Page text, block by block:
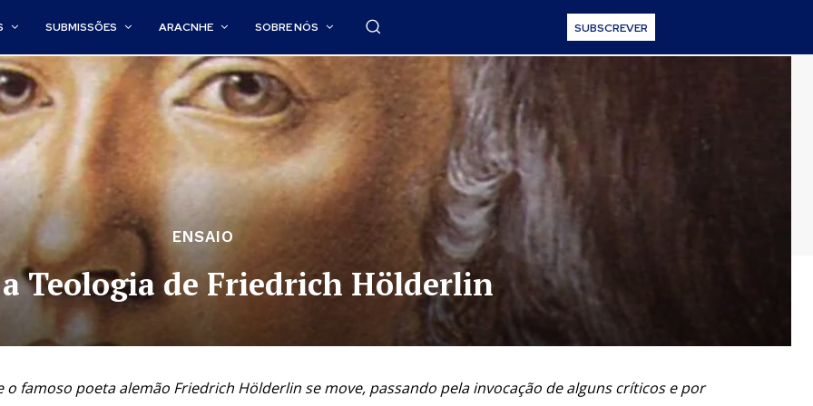
SUBMISSÕES ARACNHE SOBRE NÓS SUBSCREVER
ENSAIO
a Teologia de Friedrich Hölderlin
famoso poeta alemão Friedrich Hölderlin se move, passando pela invocação de alguns críticos e por